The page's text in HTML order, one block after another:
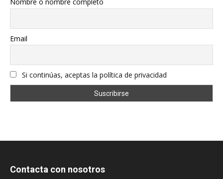
Nombre o nombre completo
Email
Si continúas, aceptas la política de privacidad
Contacta con nosotros